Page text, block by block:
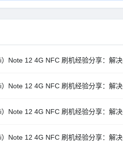
Note 12 4G NFC 刷机经验分享：解
Note 12 4G NFC 刷机经验分享：解
Note 12 4G NFC 刷机经验分享：解
Note 12 4G NFC 刷机经验分享：解